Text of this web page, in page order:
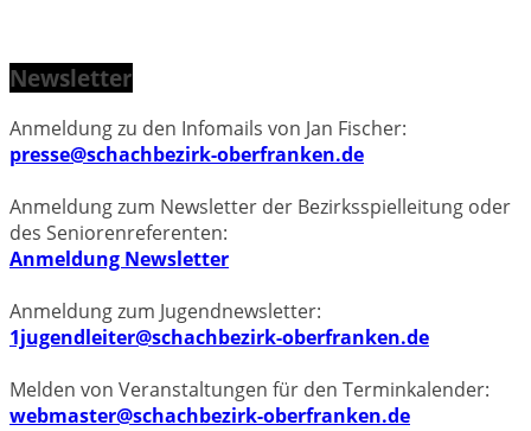
Newsletter
Anmeldung zu den Infomails von Jan Fischer:
presse@schachbezirk-oberfranken.de
Anmeldung zum Newsletter der Bezirksspielleitung oder
des Seniorenreferenten:
Anmeldung Newsletter
Anmeldung zum Jugendnewsletter:
1jugendleiter@schachbezirk-oberfranken.de
Melden von Veranstaltungen für den Terminkalender:
webmaster@schachbezirk-oberfranken.de